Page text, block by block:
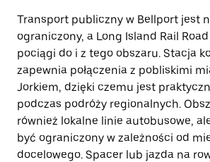
Transport publiczny w Bellport jest
ograniczony, a Long Island Rail
pociągi do i z tego obszaru. Stacja
zapewnia połączenia z pobliskimi
Jorkiem, dzięki czemu jest
podczas podróży regionalnych.
również lokalne linie autobusowe,
być ograniczony w zależności od
docelowego. Spacer lub jazda na